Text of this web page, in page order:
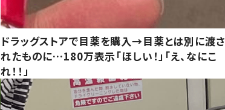
ドラッグストアで目薬を購入→目薬とは別に渡さ
れたものに…180万表示「ほしい！」「え、なにこ
れ！！」